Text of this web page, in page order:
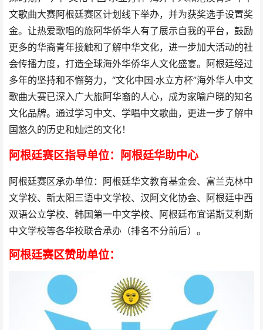
文歌曲大赛阿根廷赛区计划线下举办，并为获奖选手设置奖
金。让热爱歌唱的旅阿华侨华人有了展示自我的平台，鼓励
更多的华裔青年接触和了解中华文化，进一步加大活动的社
会传播力度，打造全球海外华侨华人文化盛宴。阿根廷经过
多年的坚持和不懈努力，“文化中国·水立方杯”海外华人中文
歌曲大赛已深入广大旅阿华裔的人心，成为家喻户晓的知名
文化品牌。通过学习中文、学唱中文歌曲，更进一步了解中
国悠久的历史和灿烂的文化！
阿根廷赛区指导单位：阿根廷华助中心
阿根廷赛区承办单位：阿根廷华文教育基金会、富兰克林中
文学校、新太阳三语中文学校、汉阿文化协会、阿根廷中西
双语公立学校、韩国第一中文学校、阿根廷布宜诺斯艾利斯
中文学校等各华校联合承办（排名不分前后）。
阿根廷赛区赞助单位：